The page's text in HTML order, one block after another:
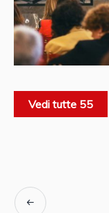
Vedi tutte 55